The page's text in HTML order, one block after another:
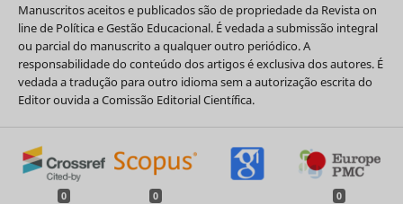
Manuscritos aceitos e publicados são de propriedade da Revista on
line de Política e Gestão Educacional. É vedada a submissão integral
ou parcial do manuscrito a qualquer outro periódico. A
responsabilidade do conteúdo dos artigos é exclusiva dos autores. É
vedada a tradução para outro idioma sem a autorização escrita do
Editor ouvida a Comissão Editorial Científica.
0 0 0